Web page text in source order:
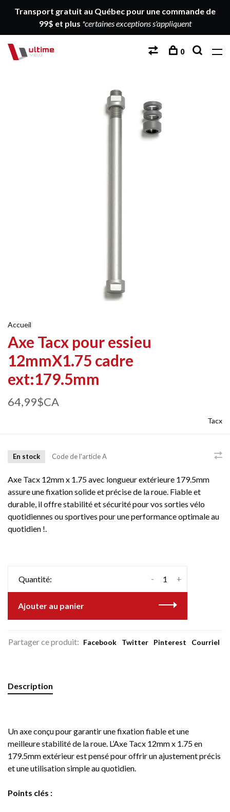
Transport gratuit au Québec pour une commande de
99$ et plus *certaines exceptions s'appliquent
0
Accueil
Axe Tacx pour essieu
12mmX1.75 cadre
ext:179.5mm
64,99$CA
Tacx
En stock Code de l'articleA
Axe Tacx 12mm x 1.75 avec longueur extérieure 179.5mm
assure une fixation solide et précise de la roue. Fiable et
durable, il offre stabilité et sécurité pour vos sorties vélo
quotidiennes ou sportives pour une performance optimale au
quotidien !.
Quantité: +
-
Ajouter au panier
Partager ce produit: Facebook Twitter Pinterest Courriel
Description
Un axe conçu pour garantir une fixation fiable et une
meilleure stabilité de la roue. L’Axe Tacx 12mm x 1.75 en
179.5mm extérieur est pensé pour offrir un ajustement précis
et une utilisation simple au quotidien.
Points clés :